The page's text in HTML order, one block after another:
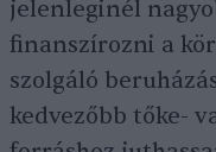
jelenleginél
finanszírozni a
szolgáló
kedvezőbb tőke-